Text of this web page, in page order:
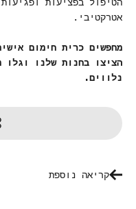
אטרקטיבי.
מחפשים כרית חימום
הציצו בחנות שלנו וגלו
נלווים.
קריאה נוספת